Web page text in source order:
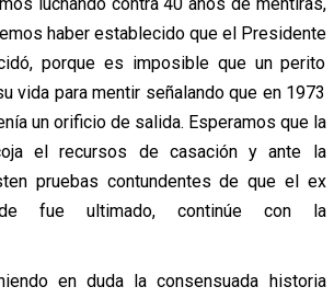
haber establecido que el Presidente
porque es imposible que un perito
vida para mentir señalando que en 1973
un orificio de salida. Esperamos que la
el recursos de casación y ante la
pruebas contundentes de que el ex
fue ultimado, continúe con la
en duda la consensuada historia